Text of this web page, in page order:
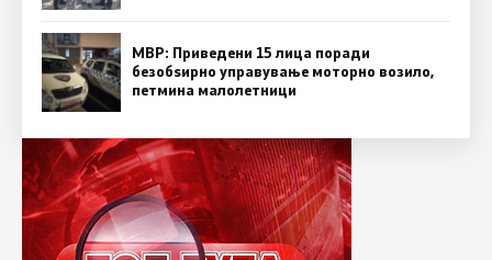
МВР: Приведени 15 лица поради
безобѕирно управување моторно возило,
петмина малолетници